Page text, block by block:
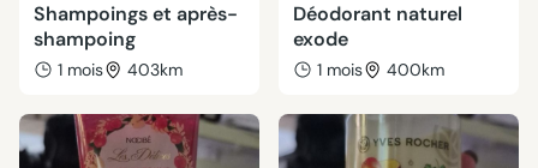
Shampoings et après-
shampoing
1 mois 403km
Déodorant naturel
exode
1 mois 400km